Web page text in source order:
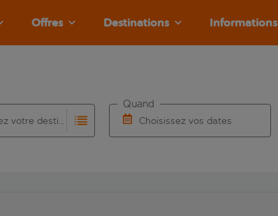
Offres Destinations Informations
Choisissez votre destination Choisissez vos dates
Quand